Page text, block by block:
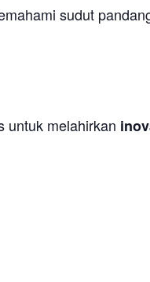
sudut
untuk melahirkan